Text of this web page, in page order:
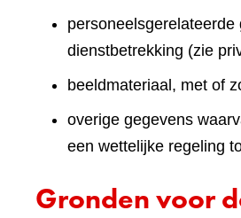
dienstbetrekking (zie
beeldmateriaal, met of
overige gegevens
een wettelijke regeling
Gronden voor